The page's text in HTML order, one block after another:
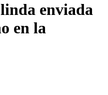
enviada
en la